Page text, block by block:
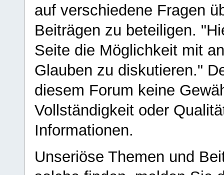
auf verschiedene Fragen
Beiträgen zu beteiligen.
Seite die Möglichkeit mit
Glauben zu diskutieren."
diesem Forum keine
Vollständigkeit oder
Informationen.
Unseriöse Themen und